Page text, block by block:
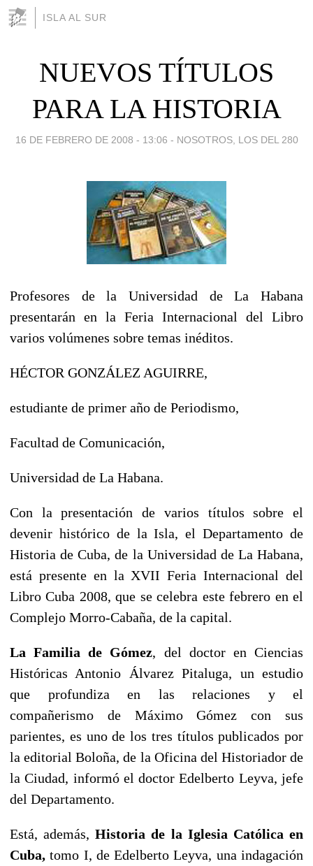
ISLA AL SUR
NUEVOS TÍTULOS
PARA LA HISTORIA
16 DE FEBRERO DE 2008 - 13:06 - NOSOTROS, LOS DEL 280
Profesores de la Universidad de La Habana
presentarán en la Feria Internacional del Libro
varios volúmenes sobre temas inéditos.
HÉCTOR GONZÁLEZ AGUIRRE,
estudiante de primer año de Periodismo,
Facultad de Comunicación,
Universidad de La Habana.
Con la presentación de varios títulos sobre el
devenir histórico de la Isla, el Departamento de
Historia de Cuba, de la Universidad de La Habana,
está presente en la XVII Feria Internacional del
Libro Cuba 2008, que se celebra este febrero en el
Complejo Morro-Cabaña, de la capital.
La Familia de Gómez, del doctor en Ciencias
Históricas Antonio Álvarez Pitaluga, un estudio
que profundiza en las relaciones y el
compañerismo de Máximo Gómez con sus
parientes, es uno de los tres títulos publicados por
la editorial Boloña, de la Oficina del Historiador de
la Ciudad, informó el doctor Edelberto Leyva, jefe
del Departamento.
Está, además,Historia de la Iglesia Católica en
Cuba, tomo I, de Edelberto Leyva, una indagación